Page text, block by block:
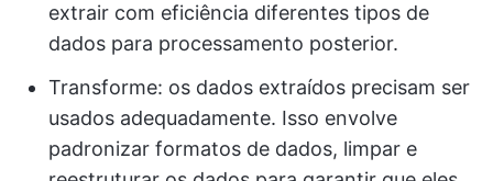
extrair com eficiência diferentes tipos de
dados para processamento posterior.
Transforme: os dados extraídos precisam ser
usados adequadamente. Isso envolve
padronizar formatos de dados, limpar e